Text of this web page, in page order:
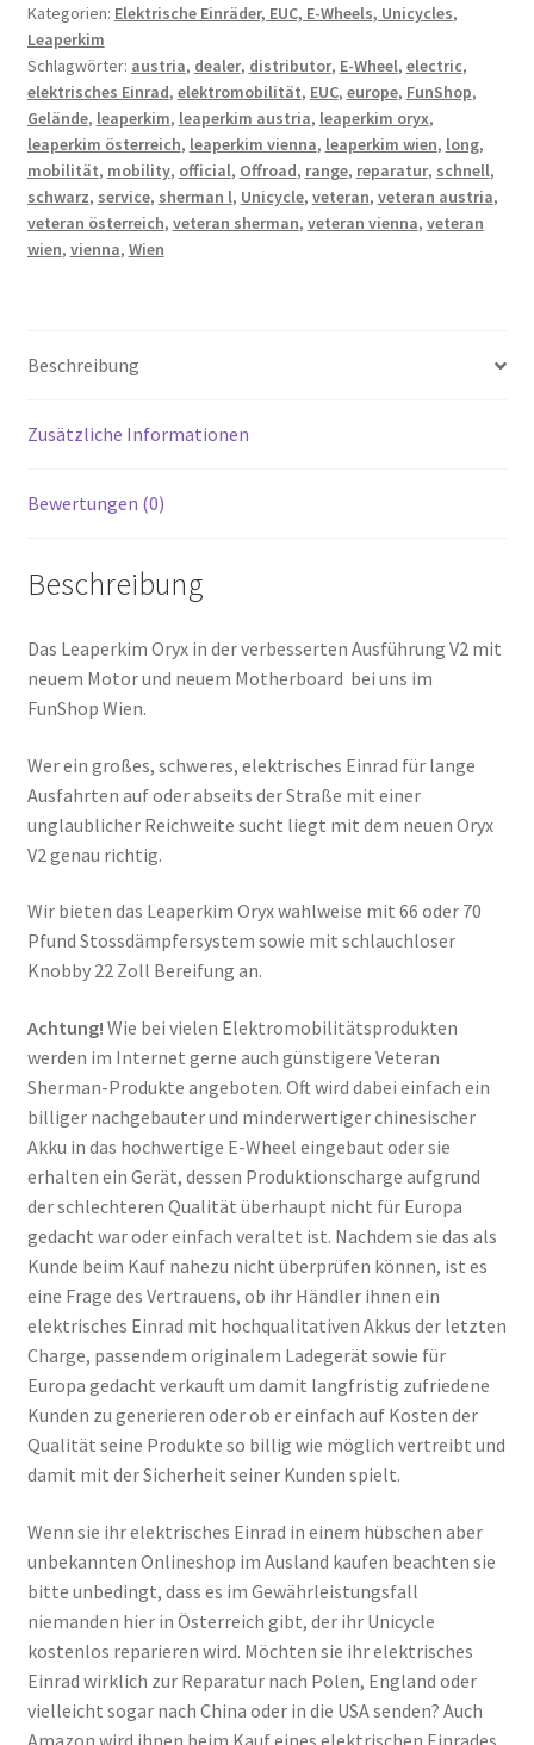
Kategorien: Elektrische Einräder, EUC, E-Wheels, Unicycles,
Leaperkim
Schlagwörter: austria, dealer, distributor, E-Wheel, electric,
elektrisches Einrad, elektromobilität, EUC, europe, FunShop,
Gelände, leaperkim, leaperkim austria, leaperkim oryx,
leaperkim österreich, leaperkim vienna, leaperkim wien, long,
mobilität, mobility, official, Offroad, range, reparatur, schnell,
schwarz, service, sherman l, Unicycle, veteran, veteran austria,
veteran österreich, veteran sherman, veteran vienna, veteran
wien, vienna, Wien
Beschreibung
Zusätzliche Informationen
Bewertungen (0)
Beschreibung
Das Leaperkim Oryx in der verbesserten Ausführung V2 mit
neuem Motor und neuem Motherboard bei uns im
FunShop Wien.
Wer ein großes, schweres, elektrisches Einrad für lange
Ausfahrten auf oder abseits der Straße mit einer
unglaublicher Reichweite sucht liegt mit dem neuen Oryx
V2 genau richtig.
Wir bieten das Leaperkim Oryx wahlweise mit 66 oder 70
Pfund Stossdämpfersystem sowie mit schlauchloser
Knobby 22 Zoll Bereifung an.
Achtung! Wie bei vielen Elektromobilitätsprodukten
werden im Internet gerne auch günstigere Veteran
Sherman-Produkte angeboten. Oft wird dabei einfach ein
billiger nachgebauter und minderwertiger chinesischer
Akku in das hochwertige E-Wheel eingebaut oder sie
erhalten ein Gerät, dessen Produktionscharge aufgrund
der schlechteren Qualität überhaupt nicht für Europa
gedacht war oder einfach veraltet ist. Nachdem sie das als
Kunde beim Kauf nahezu nicht überprüfen können, ist es
eine Frage des Vertrauens, ob ihr Händler ihnen ein
elektrisches Einrad mit hochqualitativen Akkus der letzten
Charge, passendem originalem Ladegerät sowie für
Europa gedacht verkauft um damit langfristig zufriedene
Kunden zu generieren oder ob er einfach auf Kosten der
Qualität seine Produkte so billig wie möglich vertreibt und
damit mit der Sicherheit seiner Kunden spielt.
Wenn sie ihr elektrisches Einrad in einem hübschen aber
unbekannten Onlineshop im Ausland kaufen beachten sie
bitte unbedingt, dass es im Gewährleistungsfall
niemanden hier in Österreich gibt, der ihr Unicycle
kostenlos reparieren wird. Möchten sie ihr elektrisches
Einrad wirklich zur Reparatur nach Polen, England oder
vielleicht sogar nach China oder in die USA senden? Auch
Amazon wird ihnen beim Kauf eines elektrischen Einrades